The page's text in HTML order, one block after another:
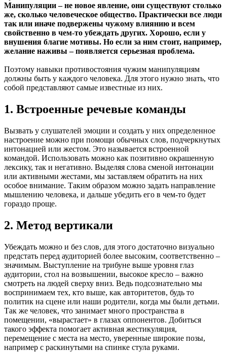
Манипуляции – не новое явление, они существуют столько
же, сколько человеческое общество. Практически все люди
так или иначе подвержены чужому влиянию и всем
свойственно в чем-то убеждать других. Хорошо, если у
внушения благие мотивы. Но если за ним стоит, например,
желание наживы – появляется серьезная проблема.
Поэтому навыки противостояния чужим манипуляциям
должны быть у каждого человека. Для этого нужно знать, что
собой представляют самые известные из них.
1. Встроенные речевые команды
Вызвать у слушателей эмоции и создать у них определенное
настроение можно при помощи обычных слов, подчеркнутых
интонацией или жестом. Это называется встроенной
командой. Использовать можно как позитивно окрашенную
лексику, так и негативно. Выделяя слова сменой интонации
или активными жестами, мы заставляем обратить на них
особое внимание. Таким образом можно задать направление
мышлению человека, и дальше убедить его в чем-то будет
гораздо проще.
2. Метод вертикали
Убеждать можно и без слов, для этого достаточно визуально
предстать перед аудиторией более высоким, соответственно –
значимым. Выступление на трибуне выше уровня глаз
аудитории, стол на возвышении, высокое кресло – важно
смотреть на людей сверху вниз. Ведь подсознательно мы
воспринимаем тех, кто выше, как авторитетов, будь то
политик на сцене или наши родители, когда мы были детьми.
Так же человек, что занимает много пространства в
помещении, «вырастает» в глазах оппонентов. Добиться
такого эффекта помогает активная жестикуляция,
перемещение с места на место, уверенные широкие позы,
например с раскинутыми на спинке стула руками.